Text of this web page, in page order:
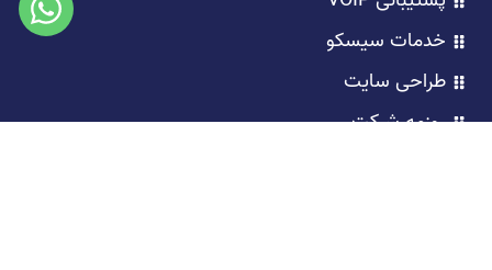
خدمات سیسکو
طراحی سایت
روزمه شرکت